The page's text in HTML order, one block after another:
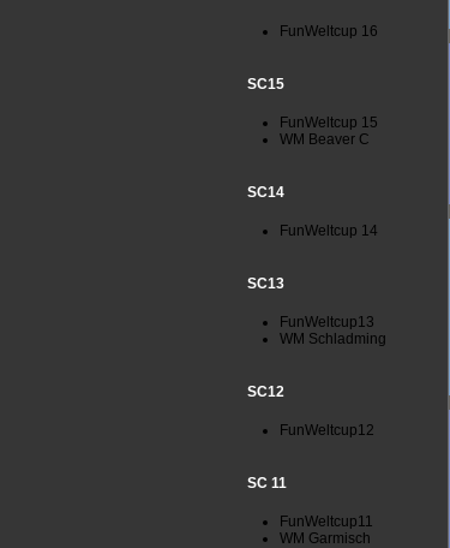
FunWeltcup 16
SC15
FunWeltcup 15
WM Beaver C
SC14
FunWeltcup 14
SC13
FunWeltcup13
WM Schladming
SC12
FunWeltcup12
SC 11
FunWeltcup11
WM Garmisch